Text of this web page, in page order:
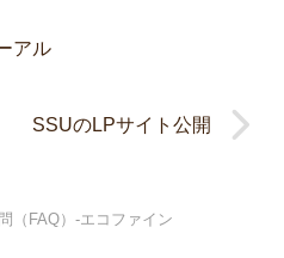
アル
SSUのLPサイト公開
（FAQ）-エコファイン